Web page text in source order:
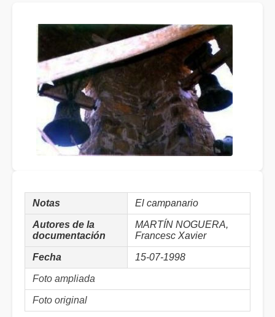
Notas El campanario
Autores de la
documentación
MARTÍN NOGUERA,
Francesc Xavier
Fecha 15-07-1998
Foto ampliada
Foto original